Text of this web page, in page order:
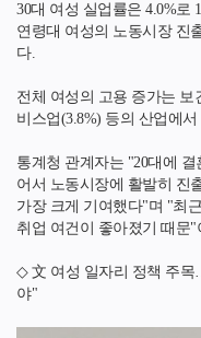
30대 여성 실업률은 4.0%로
연령대 여성의 노동시장 진
다.
전체 여성의 고용 증가는 보
비스업(3.8%) 등의 산업에서
통계청 관계자는 "20대에
어서 노동시장에 활발히 진
가장 크게 기여했다"며 "최
취업 여건이 좋아졌기 때문"
◇ 文 여성 일자리 정책 주
야"